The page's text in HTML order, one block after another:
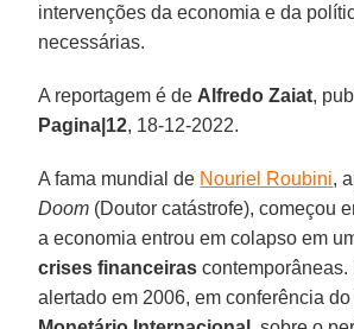
intervenções da economia e da
necessárias.
A reportagem é de Alfredo Zaiat,
Pagina|12, 18-12-2022.
A fama mundial de Nouriel Roubini,
Doom (Doutor catástrofe), começou
a economia entrou em colapso em
crises financeiras contemporâneas.
alertado em 2006, em conferência do